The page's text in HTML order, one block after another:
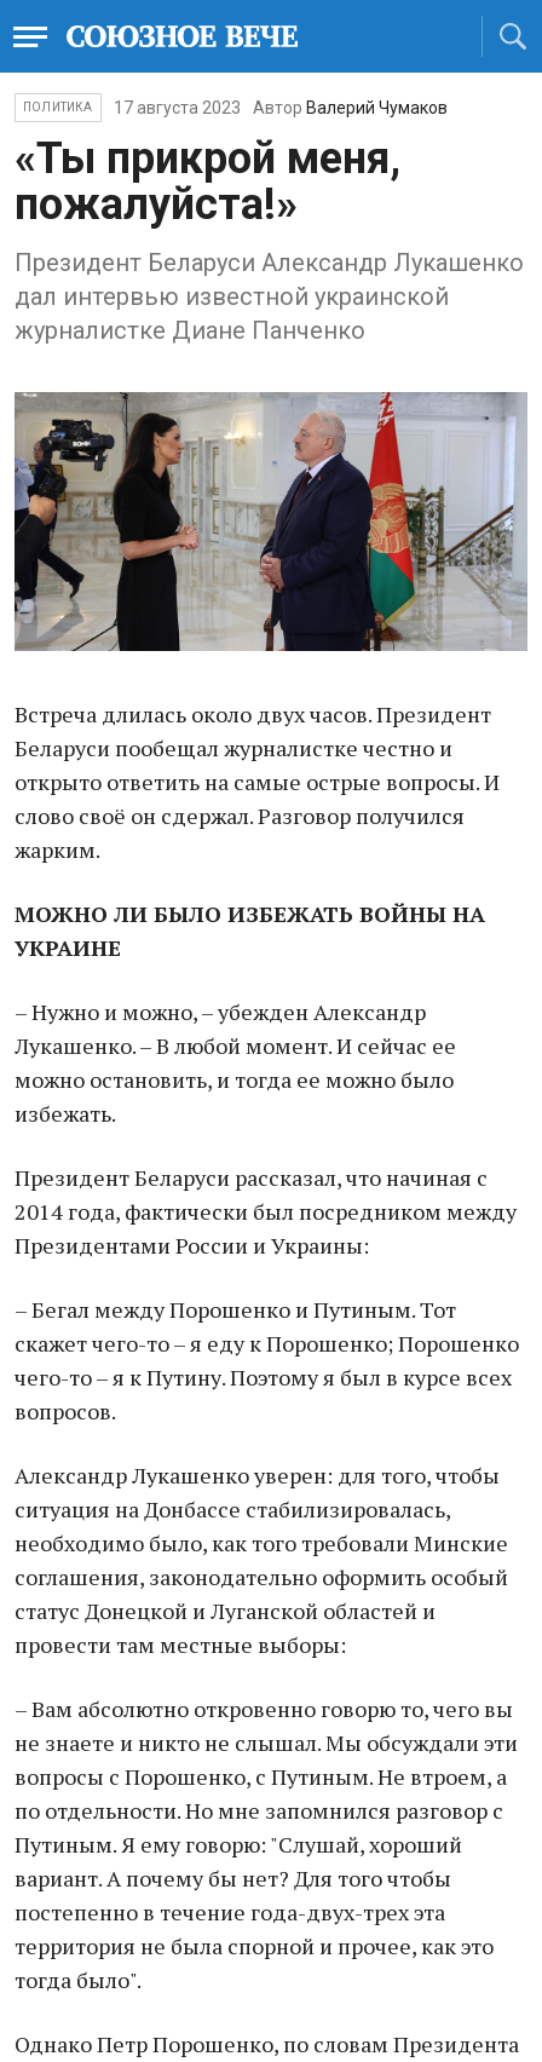
ПОЛИТИКА 17 августа 2023 Автор Валерий Чумаков
«Ты прикрой меня,
пожалуйста!»
Президент Беларуси Александр Лукашенко
дал интервью известной украинской
журналистке Диане Панченко
Встреча длилась около двух часов. Президент
Беларуси пообещал журналистке честно и
открыто ответить на самые острые вопросы. И
слово своё он сдержал. Разговор получился
жарким.
МОЖНО ЛИ БЫЛО ИЗБЕЖАТЬ ВОЙНЫ НА
УКРАИНЕ
– Нужно и можно, – убежден Александр
Лукашенко. – В любой момент. И сейчас ее
можно остановить, и тогда ее можно было
избежать.
Президент Беларуси рассказал, что начиная с
2014 года, фактически был посредником между
Президентами России и Украины:
– Бегал между Порошенко и Путиным. Тот
скажет чего-то – я еду к Порошенко; Порошенко
чего-то – я к Путину. Поэтому я был в курсе всех
вопросов.
Александр Лукашенко уверен: для того, чтобы
ситуация на Донбассе стабилизировалась,
необходимо было, как того требовали Минские
соглашения, законодательно оформить особый
статус Донецкой и Луганской областей и
провести там местные выборы:
– Вам абсолютно откровенно говорю то, чего вы
не знаете и никто не слышал. Мы обсуждали эти
вопросы с Порошенко, с Путиным. Не втроем, а
по отдельности. Но мне запомнился разговор с
Путиным. Я ему говорю: "Слушай, хороший
вариант. А почему бы нет? Для того чтобы
постепенно в течение года-двух-трех эта
территория не была спорной и прочее, как это
тогда было".
Однако Петр Порошенко, по словам Президента